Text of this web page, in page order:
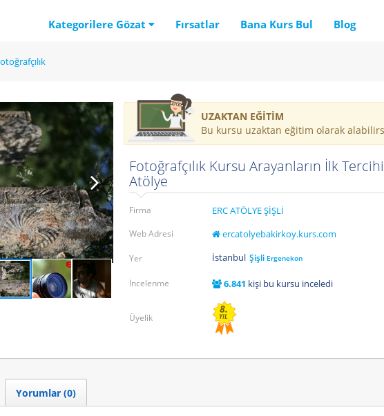
Kategorilere Gözat Fırsatlar Bana Kurs Bul Blog
UZAKTAN EĞİTİM
Bu kursu uzaktan eğitim olarak
Fotoğrafçılık Kursu Arayanların İlk
Atölye
Firma ERC ATÖLYE ŞİŞLİ
Web Adresi ercatolyebakirkoy.kurs.com
Yer İstanbul Şişli Ergenekon
İncelenme 6.841 kişi bu kursu inceledi
Üyelik
8.
YIL
Yorumlar (0)